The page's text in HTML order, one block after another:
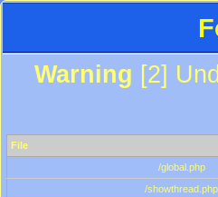
Warning [2]
File
/global.php
/showthread.php